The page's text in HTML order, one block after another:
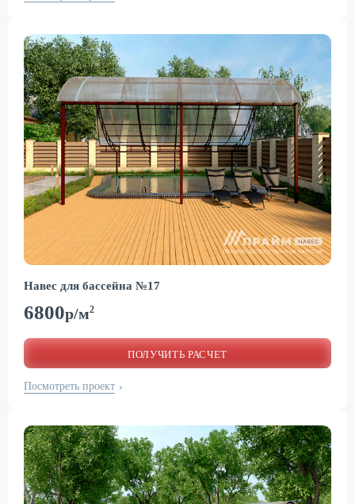
Навес для бассейна №17
6800р/м2
ПОЛУЧИТЬ РАСЧЕТ
Посмотреть проект ›